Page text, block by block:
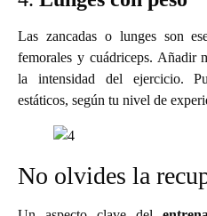
Las zancadas o lunges son
femorales y cuádriceps. Añadir
la intensidad del ejercicio.
estáticos, según tu nivel de
No olvides la